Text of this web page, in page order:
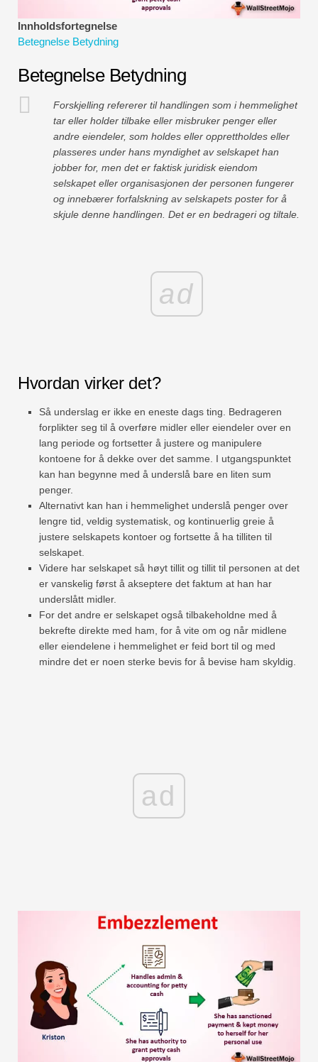
Økonomiske modelleringsveiledninger
Fullstendig format
Risikostyringsveiledninger
Innholdsfortegnelse
Betegnelse Betydning
Betegnelse Betydning
Forskjelling refererer til handlingen som i hemmelighet
tar eller holder tilbake eller misbruker penger eller
andre eiendeler, som holdes eller opprettholdes eller
plasseres under hans myndighet av selskapet han
jobber for, men det er faktisk juridisk eiendom
selskapet eller organisasjonen der personen fungerer
og innebærer forfalskning av selskapets poster for å
skjule denne handlingen. Det er en bedrageri og tiltale.
ad
Hvordan virker det?
Så underslag er ikke en eneste dags ting. Bedrageren
forplikter seg til å overføre midler eller eiendeler over en
lang periode og fortsetter å justere og manipulere
kontoene for å dekke over det samme. I utgangspunktet
kan han begynne med å underslå bare en liten sum
penger.
Alternativt kan han i hemmelighet underslå penger over
lengre tid, veldig systematisk, og kontinuerlig greie å
justere selskapets kontoer og fortsette å ha tilliten til
selskapet.
Videre har selskapet så høyt tillit og tillit til personen at det
er vanskelig først å akseptere det faktum at han har
underslått midler.
For det andre er selskapet også tilbakeholdne med å
bekrefte direkte med ham, for å vite om og når midlene
eller eiendelene i hemmelighet er feid bort til og med
mindre det er noen sterke bevis for å bevise ham skyldig.
ad